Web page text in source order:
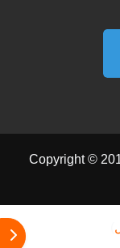
Copyright ©